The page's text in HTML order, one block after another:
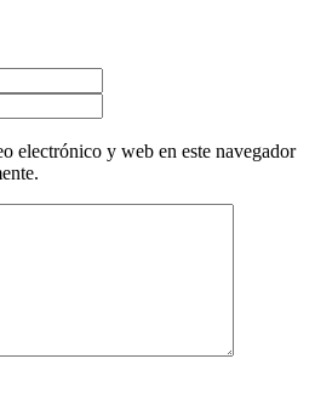
electrónico y web en este navegador